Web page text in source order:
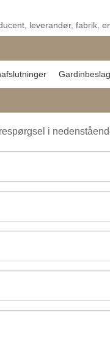
leverandør, fabrik,
Gardinbeslag
i